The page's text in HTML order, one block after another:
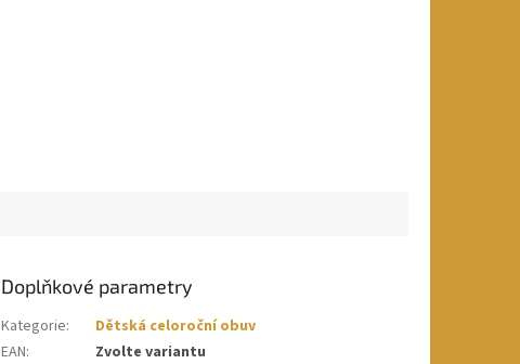
Doplňkové parametry
Kategorie:
Dětská celoroční obuv
EAN:
Zvolte variantu